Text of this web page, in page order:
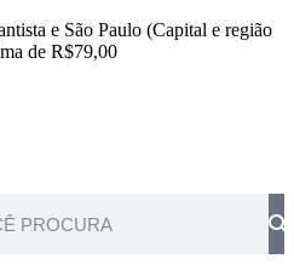
e São Paulo (Capital e região
de R$79,00